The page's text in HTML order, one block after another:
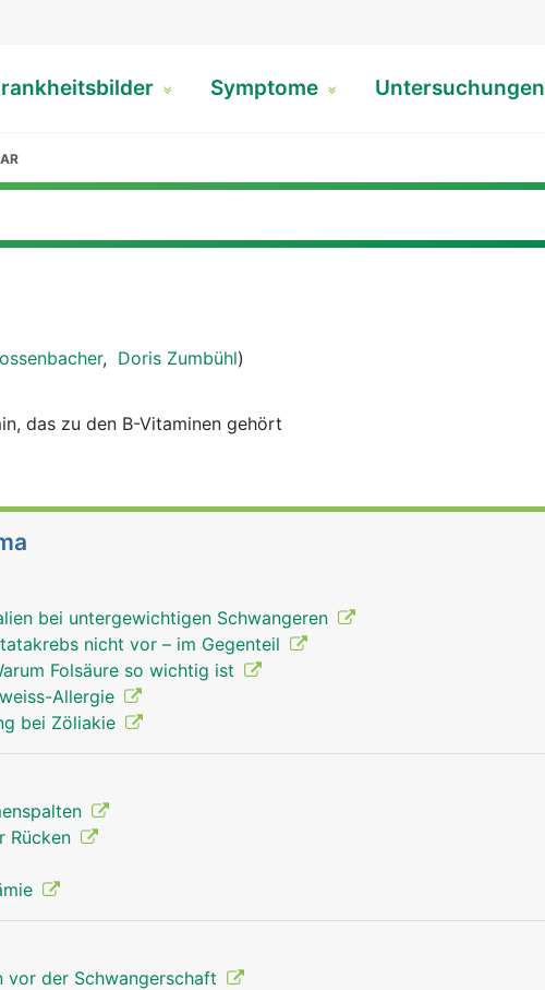
Symptome Untersuchungen
, Doris Zumbühl)
das zu den B-Vitaminen gehört
bei untergewichtigen Schwangeren
nicht vor – im Gegenteil
Folsäure so wichtig ist
Allergie
bei Zöliakie
Rücken
vor der Schwangerschaft